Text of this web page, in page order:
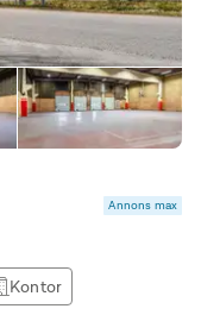
Annons max
Kontor